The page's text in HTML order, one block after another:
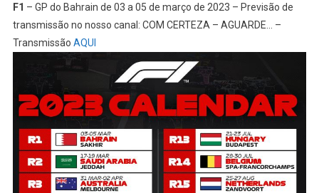
F1 – GP do Bahrain de 03 a 05 de março de 2023 – Previsão de
transmissão no nosso canal: COM CERTEZA – AGUARDE… –
Transmissão AQUI